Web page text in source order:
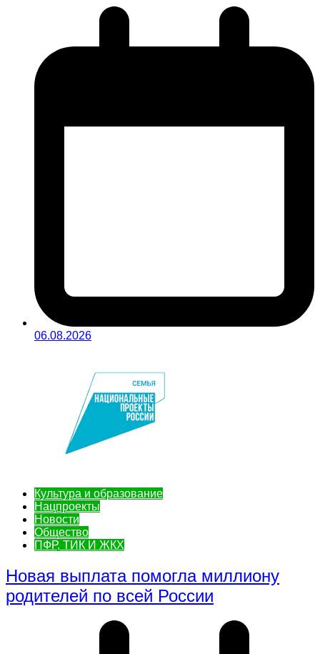
06.08.2026
Культура и образование
Нацпроекты
Новости
Общество
ПФР, ТИК И ЖКХ
Новая выплата помогла миллиону
родителей по всей России